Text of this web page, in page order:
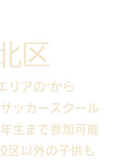
区
リアの”から
ッカースクール
生まで参加可能
区以外の子供も